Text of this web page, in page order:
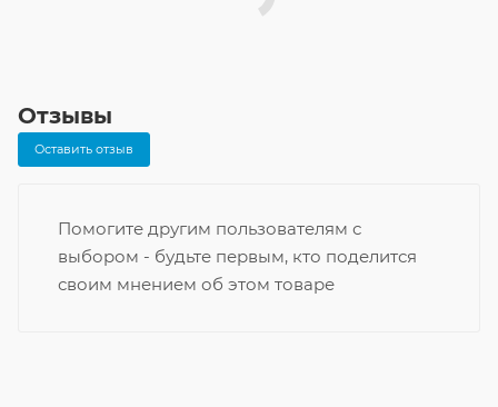
Отзывы
Оставить отзыв
Помогите другим пользователям с
выбором - будьте первым, кто поделится
своим мнением об этом товаре